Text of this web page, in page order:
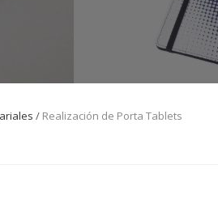
/ Realización de Porta Tablets